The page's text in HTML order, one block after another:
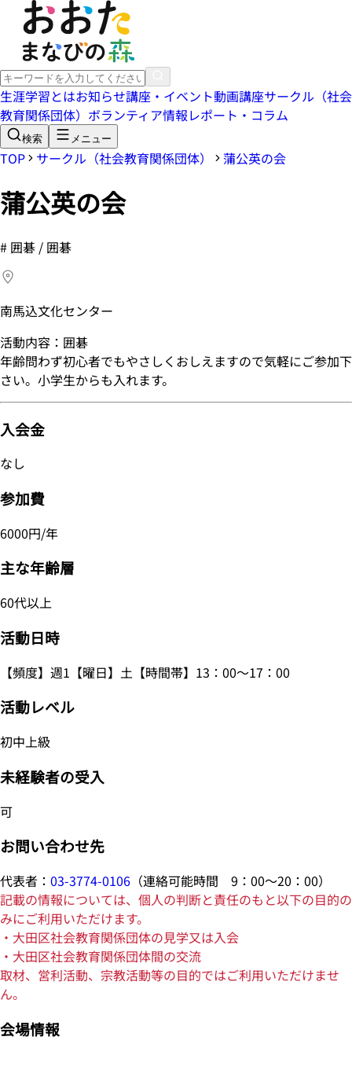
生涯学習とはお知らせ講座・イベント動画講座サークル（社会
教育関係団体） ボランティア情報レポート・コラム
検索 メニュー
TOP サークル（社会教育関係団体） 蒲公英の会
蒲公英の会
# 囲碁 / 囲碁
南馬込文化センター
活動内容：囲碁
年齢問わず初心者でもやさしくおしえますので気軽にご参加下
さい。小学生からも入れます。
入会金
なし
参加費
6000円/年
主な年齢層
60代以上
活動日時
【頻度】週1【曜日】土【時間帯】13：00～17：00
活動レベル
初中上級
未経験者の受入
可
お問い合わせ先
代表者： 03-3774-0106 （連絡可能時間 9：00～20：00）
記載の情報については、個人の判断と責任のもと以下の目的の
みにご利用いただけます。
・大田区社会教育関係団体の見学又は入会
・大田区社会教育関係団体間の交流
取材、営利活動、宗教活動等の目的ではご利用いただけませ
ん。
会場情報